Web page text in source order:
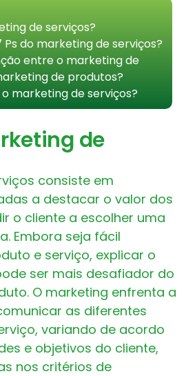
de serviços?
Ps do marketing de serviços?​
entre o marketing de
de produtos?
marketing de serviços?
de
consiste em
a destacar o valor dos
o cliente a escolher uma
Embora seja fácil
e serviço, explicar o
ser mais desafiador do
O marketing enfrenta a
as diferentes
variando de acordo
e objetivos do cliente,
nos critérios de